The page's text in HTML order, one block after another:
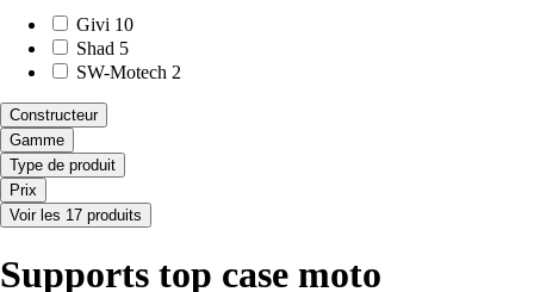
Givi 10
Shad 5
SW-Motech 2
Constructeur
Gamme
Type de produit
Prix
Voir les 17 produits
Supports top case moto